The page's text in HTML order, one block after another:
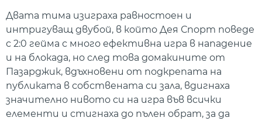
Двата тима изиграха равностоен и
интригуващ двубой, в който Дея Спорт поведе
с 2:0 гейма с много ефективна игра в нападение
и на блокада, но след това домакините от
Пазарджик, вдъхновени от подкрепата на
публиката в собствената си зала, вдигнаха
значително нивото си на игра във всички
елементи и стигнаха до пълен обрат, за да